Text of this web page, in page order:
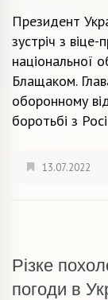
Президент
зустріч з віце-
національної
Блащаком.
оборонному
боротьбі з
13.07.2022
Різке
погоди в